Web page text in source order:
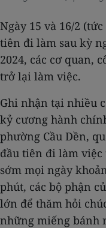
Ngày 15 và 16/2
tiên đi làm sau kỳ
2024, các cơ quan,
trở lại làm việc.
Ghi nhận tại nhiều
kỷ cương hành
phường Cầu Dền,
đầu tiên đi làm việc
sớm mọi ngày
phút, các bộ phận
lớn để thăm hỏi
những miếng bánh